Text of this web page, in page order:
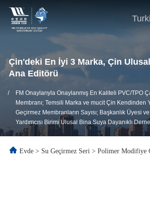
Çin'deki En İyi 3 Marka, Çin
Ana Editörü
/
FM Onaylarıyla Onaylanmış En Kaliteli PVC/TPO
Membranı; Temsili Marka ve mucit Çin Kendinden
Geçirmez Membranların Sayısı; Başkanlık Üyesi
Yardımcısı Birimi Ulusal Bina Suya Dayanıklı
Evde > Su Geçirmez Seri > Polimer Modifiye